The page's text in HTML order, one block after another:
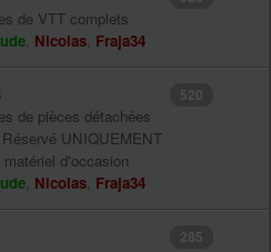
de VTT complets
, Nicolas, Fraja34
de pièces détachées
UNIQUEMENT
d'occasion
, Nicolas, Fraja34
520
285